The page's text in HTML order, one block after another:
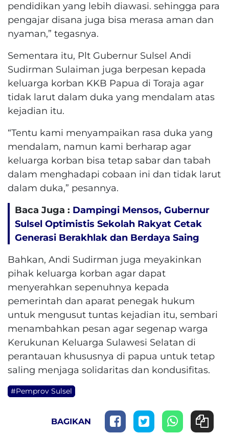
pendidikan yang lebih diawasi. sehingga para
pengajar disana juga bisa merasa aman dan
nyaman,” tegasnya.
Sementara itu, Plt Gubernur Sulsel Andi
Sudirman Sulaiman juga berpesan kepada
keluarga korban KKB Papua di Toraja agar
tidak larut dalam duka yang mendalam atas
kejadian itu.
“Tentu kami menyampaikan rasa duka yang
mendalam, namun kami berharap agar
keluarga korban bisa tetap sabar dan tabah
dalam menghadapi cobaan ini dan tidak larut
dalam duka,” pesannya.
Baca Juga : Dampingi Mensos, Gubernur
Sulsel Optimistis Sekolah Rakyat Cetak
Generasi Berakhlak dan Berdaya Saing
Bahkan, Andi Sudirman juga meyakinkan
pihak keluarga korban agar dapat
menyerahkan sepenuhnya kepada
pemerintah dan aparat penegak hukum
untuk mengusut tuntas kejadian itu, sembari
menambahkan pesan agar segenap warga
Kerukunan Keluarga Sulawesi Selatan di
perantauan khususnya di papua untuk tetap
saling menjaga solidaritas dan kondusifitas.
#Pemprov Sulsel
BAGIKAN